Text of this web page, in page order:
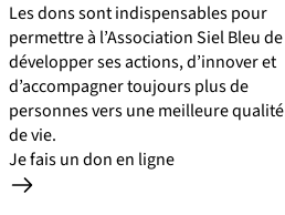
Les dons sont indispensables pour
permettre à l’Association Siel Bleu de
développer ses actions, d’innover et
d’accompagner toujours plus de
personnes vers une meilleure qualité
de vie.
Je fais un don en ligne